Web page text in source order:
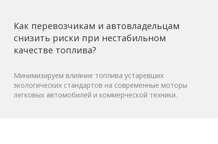
Как перевозчикам и автовладельцам
снизить риски при нестабильном
качестве топлива?
Минимизируем влияние топлива устаревших
экологических стандартов на современные моторы
легковых автомобилей и коммерческой техники.